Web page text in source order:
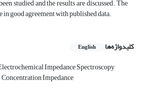
studied and the results are discussed. The
good agreement with published data.
کلیدواژه‌ها English
Impedance Spectroscopy
Concentration Impedance